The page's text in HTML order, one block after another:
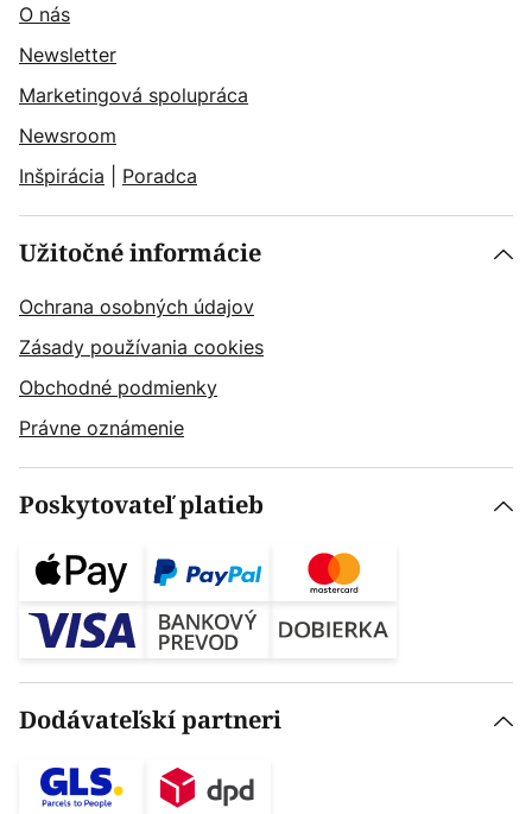
O nás
Newsletter
Marketingová spolupráca
Newsroom
Inšpirácia
Poradca
Užitočné informácie
Ochrana osobných údajov
Zásady používania cookies
Obchodné podmienky
Právne oznámenie
Poskytovateľ platieb
Dodávateľskí partneri